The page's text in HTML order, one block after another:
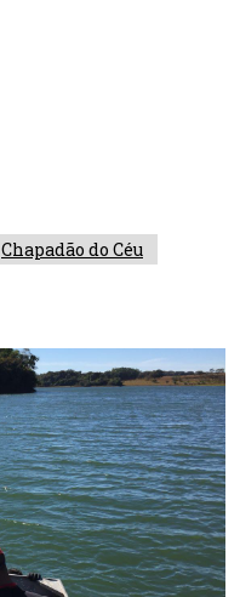
Chapadão do Céu